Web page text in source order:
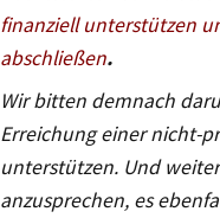
finanziell unterstützen
abschließen.
Wir bitten demnach
Erreichung einer nicht-
unterstützen. Und
anzusprechen, es